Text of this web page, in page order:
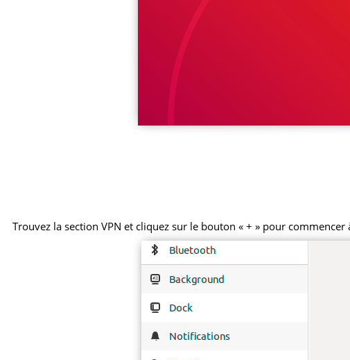
Trouvez la section VPN et cliquez sur le bouton « + » pour